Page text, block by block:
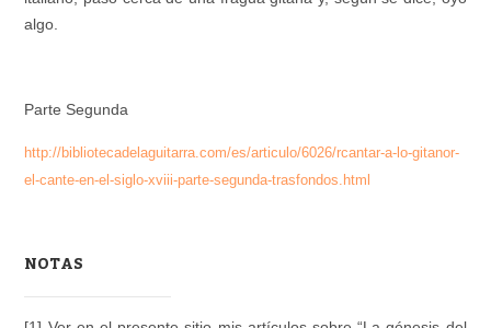
algo.
Parte Segunda
http://bibliotecadelaguitarra.com/es/articulo/6026/rcantar-a-lo-gitanor-
el-cante-en-el-siglo-xviii-parte-segunda-trasfondos.html
NOTAS